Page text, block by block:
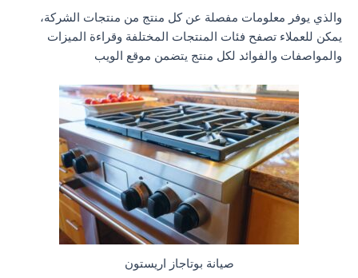
والذي يوفر معلومات مفصلة عن كل منتج من منتجات الشركة،
يمكن للعملاء تصفح فئات المنتجات المختلفة وقراءة الميزات
والمواصفات والفوائد لكل منتج يتضمن موقع الويب
صيانة بوتاجاز اريستون